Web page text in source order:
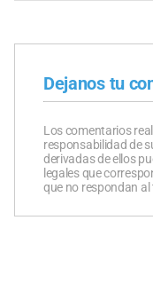
Dejanos tu
Los comentarios
responsabilidad de
derivadas de ellos
legales que
que no respondan